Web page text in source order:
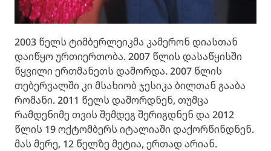
2003 წელს ტიმბერლეიკმა კამერონ დიასთან
დაიწყო ურთიერთობა. 2007 წლის დასაწყისში
წყვილი ერთმანეთს დაშორდა. 2007 წლის
თებერვალში კი მსახიობ ჯესიკა ბილთან გააბა
რომანი. 2011 წელს დაშორდნენ, თუმცა
რამდენიმე თვის შემდეგ შერიგდნენ და 2012
წლის 19 ოქტომბერს იტალიაში დაქორწინდნენ.
მას მერე, 12 წელზე მეტია, ერთად არიან.